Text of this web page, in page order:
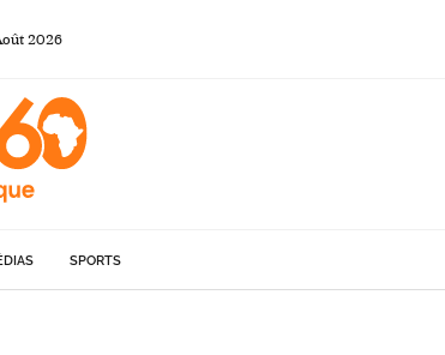
2026
SPORTS